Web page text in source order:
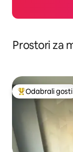
Prostori za
Među najviše
Odabrali gosti